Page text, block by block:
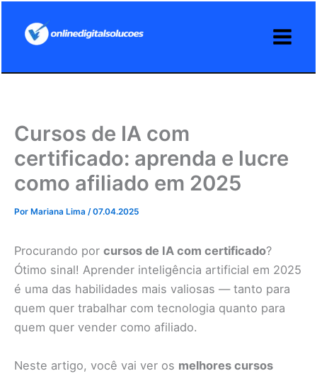
Cursos de IA com
certificado: aprenda e lucre
como afiliado em 2025
Por Mariana Lima /07.04.2025
Procurando por cursos de IA com certificado?
Ótimo sinal! Aprender inteligência artificial em 2025
é uma das habilidades mais valiosas — tanto para
quem quer trabalhar com tecnologia quanto para
quem quer vender como afiliado.
Neste artigo, você vai ver os melhores cursos